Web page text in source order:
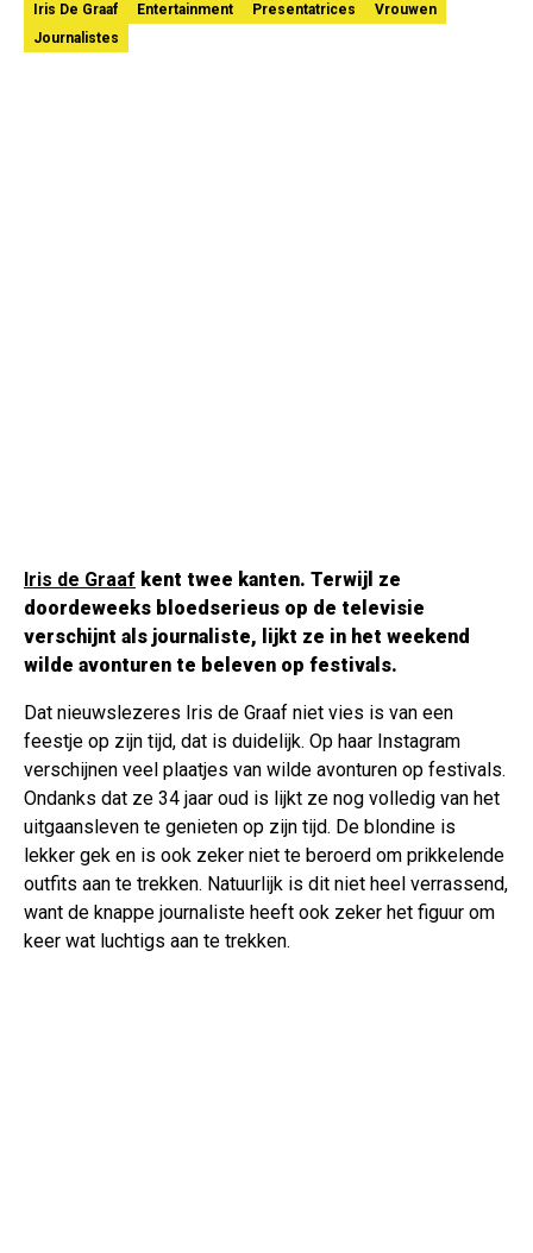
Iris De Graaf Entertainment Presentatrices
Vrouwen
Journalistes
Iris de Graaf kent twee kanten. Terwijl ze
doordeweeks bloedserieus op de televisie
verschijnt als journaliste, lijkt ze in het weekend
wilde avonturen te beleven op festivals.
Dat nieuwslezeres Iris de Graaf niet vies is van een
feestje op zijn tijd, dat is duidelijk. Op haar Instagram
verschijnen veel plaatjes van wilde avonturen op festivals.
Ondanks dat ze 34 jaar oud is lijkt ze nog volledig van het
uitgaansleven te genieten op zijn tijd. De blondine is
lekker gek en is ook zeker niet te beroerd om prikkelende
outfits aan te trekken. Natuurlijk is dit niet heel verrassend,
want de knappe journaliste heeft ook zeker het figuur om
keer wat luchtigs aan te trekken.